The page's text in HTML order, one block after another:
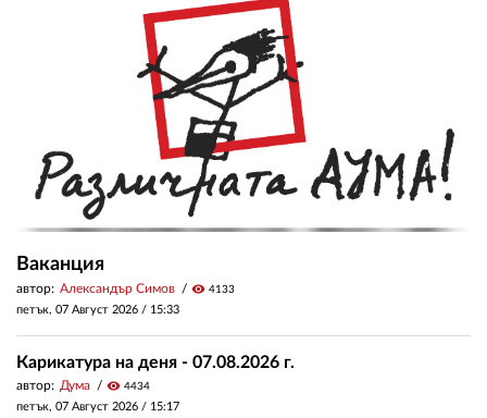
Ваканция
автор: Александър Симов visibility 4133
петък, 07 Август 2026 / 15:33
Карикатура на деня - 07.08.2026 г.
автор: Дума visibility 4434
петък, 07 Август 2026 / 15:17